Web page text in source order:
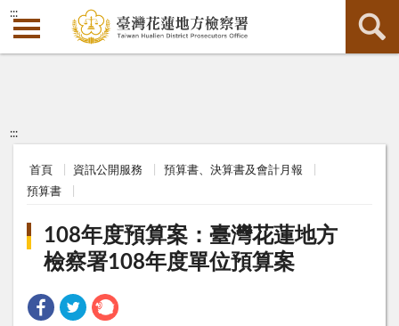
:::
:::
首頁 資訊公開服務
預算書、決算書及會計月報
預算書
108年度預算案：臺灣花蓮地方
檢察署108年度單位預算案